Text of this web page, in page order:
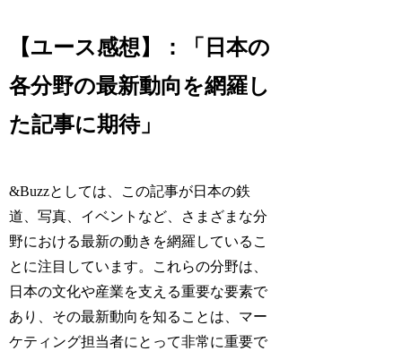
【ユース感想】：「日本の
各分野の最新動向を網羅し
た記事に期待」
&Buzzとしては、この記事が日本の鉄
道、写真、イベントなど、さまざまな分
野における最新の動きを網羅しているこ
とに注目しています。これらの分野は、
日本の文化や産業を支える重要な要素で
あり、その最新動向を知ることは、マー
ケティング担当者にとって非常に重要で